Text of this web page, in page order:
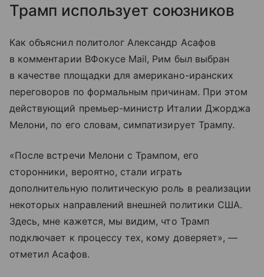
Трамп использует союзников
Как объяснил политолог Александр Асафов
в комментарии ВФокусе Mail, Рим был выбран
в качестве площадки для американо-иранских
переговоров по формальным причинам. При этом
действующий премьер-министр Италии Джорджа
Мелони, по его словам, симпатизирует Трампу.
«После встречи Мелони с Трампом, его
сторонники, вероятно, стали играть
дополнительную политическую роль в реализации
некоторых направлений внешней политики США.
Здесь, мне кажется, мы видим, что Трамп
подключает к процессу тех, кому доверяет», —
отметил Асафов.